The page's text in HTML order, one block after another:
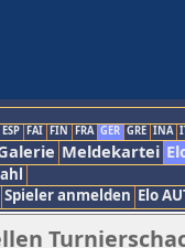
ESP FAI FIN FRA GER GRE INA
Meldekartei
Spieler anmelden Elo